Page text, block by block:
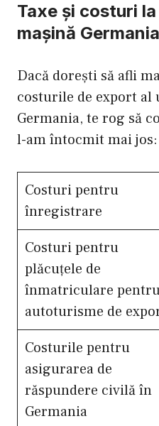
Taxe și costuri
mașină
Dacă dorești să afli
costurile de export al
Germania, te rog să
l-am întocmit mai jos:
Costuri pentru
înregistrare
Costuri pentru
plăcuțele de
înmatriculare
autoturisme de
Costurile pentru
asigurarea de
răspundere civilă în
Germania